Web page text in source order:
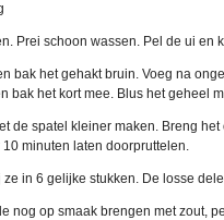
Prei schoon wassen. Pel de ui en
bak het gehakt bruin. Voeg na
bak het kort mee. Blus het geheel
de spatel kleiner maken. Breng
minuten laten doorpruttelen.
ze in 6 gelijke stukken. De losse
nog op smaak brengen met zout,